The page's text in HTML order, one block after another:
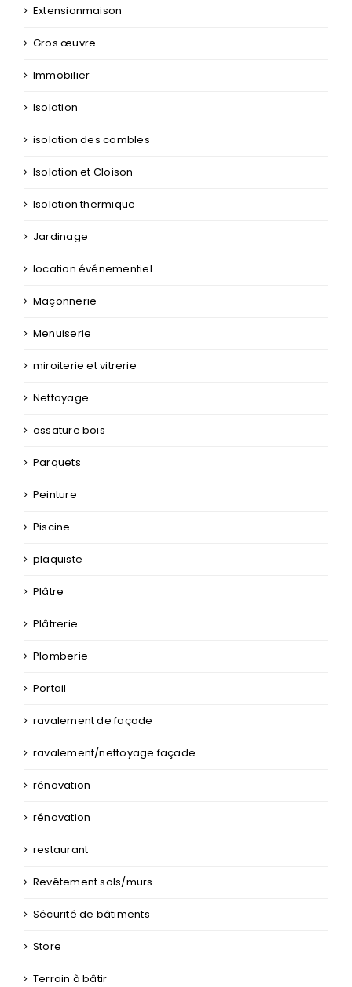
Extensionmaison
Gros œuvre
Immobilier
Isolation
isolation des combles
Isolation et Cloison
Isolation thermique
Jardinage
location événementiel
Maçonnerie
Menuiserie
miroiterie et vitrerie
Nettoyage
ossature bois
Parquets
Peinture
Piscine
plaquiste
Plâtre
Plâtrerie
Plomberie
Portail
ravalement de façade
ravalement/nettoyage façade
rénovation
rénovation
restaurant
Revêtement sols/murs
Sécurité de bâtiments
Store
Terrain à bâtir